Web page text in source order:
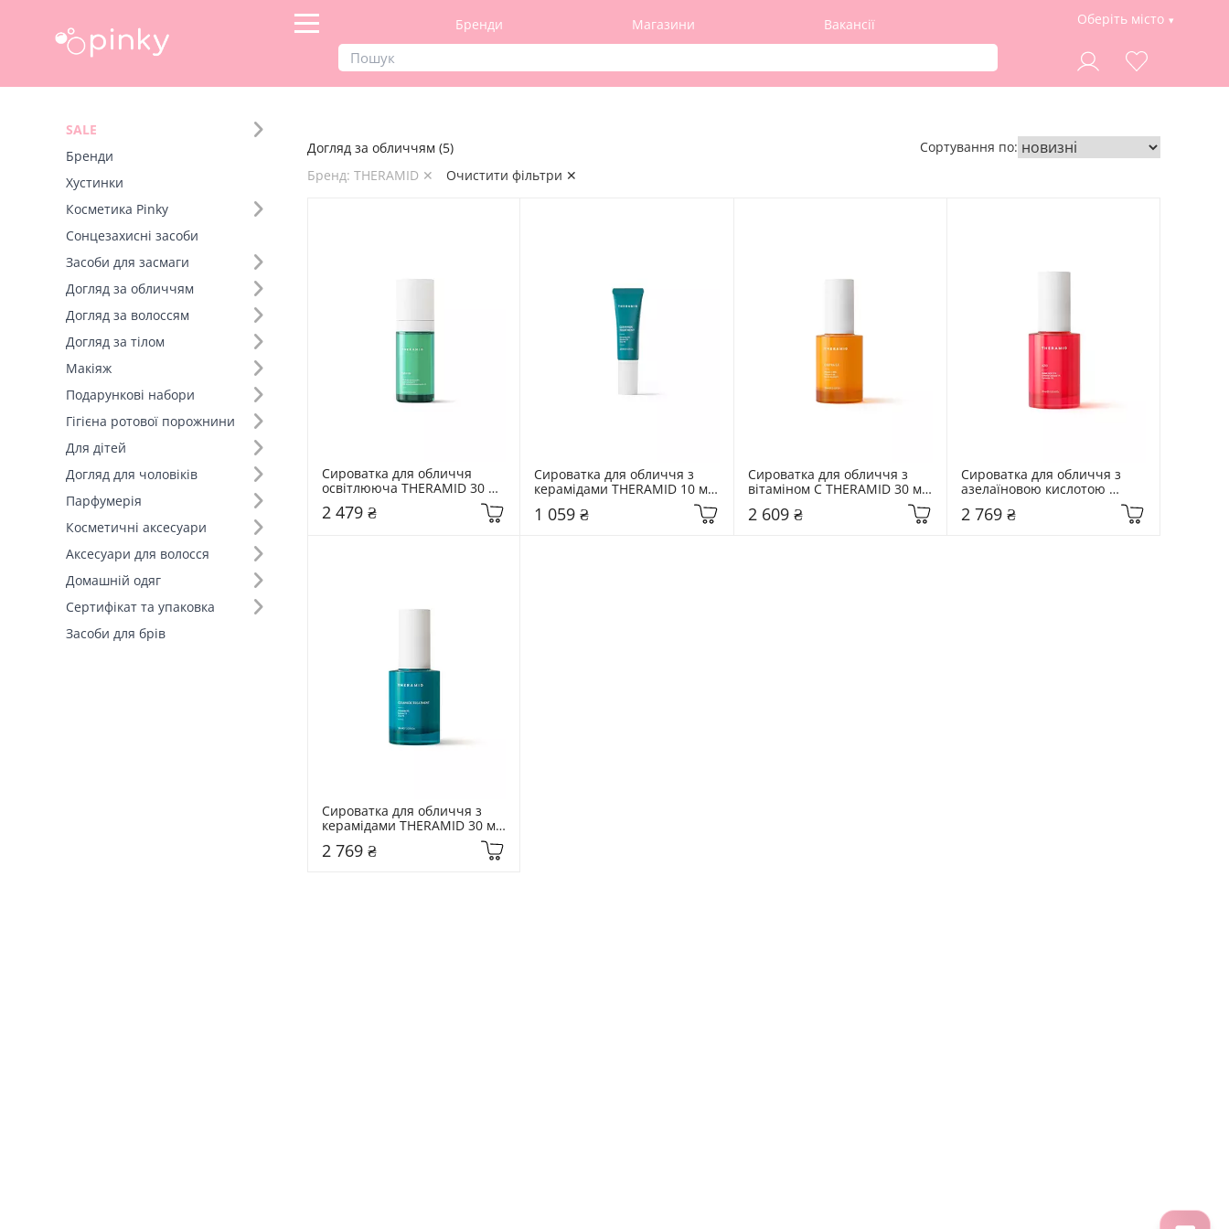
Бренди Магазини Вакансії Оберіть місто
SALE
Бренди
Хустинки
Косметика Pinky
Сонцезахисні засоби
Засоби для засмаги
Догляд за обличчям
Догляд за волоссям
Догляд за тілом
Макіяж
Подарункові набори
Гігієна ротової порожнини
Для дітей
Догляд для чоловіків
Парфумерія
Косметичні аксесуари
Аксесуари для волосся
Домашній одяг
Сертифікат та упаковка
Засоби для брів
Фільтр
Вид товару (1)
Догляд за обличчям (5)
Бренд: THERAMID ✕
Очистити фільтри ✕
Сортування по:
Сироватка для обличчя
освітлююча THERAMID 30 мл
2 479 ₴
Сироватка для обличчя з
керамідами THERAMID 10 мл
1 059 ₴
Сироватка для обличчя з
вітаміном C THERAMID 30 мл
2 609 ₴
Сироватка для обличчя з
азелаїновою кислотою
THERAMID 30 мл Azid Azelaic
Acid 15% Treatment
2 769 ₴
Сироватка для обличчя з
керамідами THERAMID 30 мл
2 769 ₴